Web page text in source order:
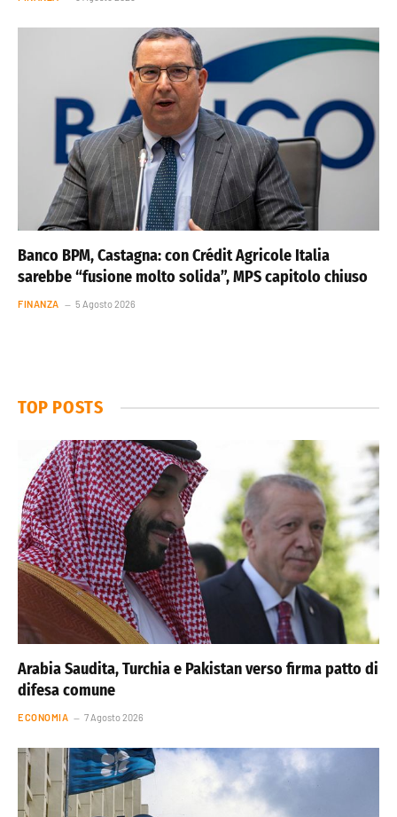
Banco BPM, Castagna: con Crédit Agricole Italia
sarebbe “fusione molto solida”, MPS capitolo chiuso
FINANZA 5 Agosto 2026
TOP POSTS
Arabia Saudita, Turchia e Pakistan verso firma patto di
difesa comune
ECONOMIA 7 Agosto 2026